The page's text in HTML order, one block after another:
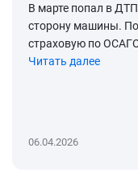
В марте попал в
сторону машины.
страховую по
Читать далее
06.04.2026